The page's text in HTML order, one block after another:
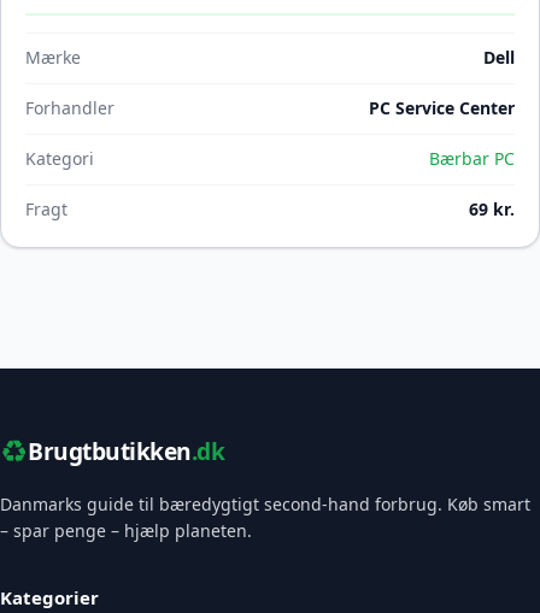
Mærke Dell
Forhandler PC Service Center
Kategori Bærbar PC
Fragt 69 kr.
♻️Brugtbutikken.dk
Danmarks guide til bæredygtigt second-hand forbrug. Køb smart
– spar penge – hjælp planeten.
Kategorier